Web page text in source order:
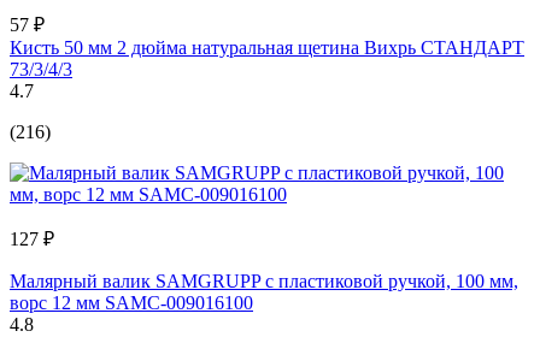
57 ₽
Кисть 50 мм 2 дюйма натуральная щетина Вихрь СТАНДАРТ
73/3/4/3
4.7
(216)
127 ₽
Малярный валик SAMGRUPP с пластиковой ручкой, 100 мм,
ворс 12 мм SAMC-009016100
4.8